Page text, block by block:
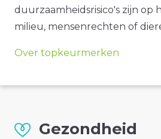
duurzaamheidsrisico's zijn op
milieu, mensenrechten of
Over topkeurmerken
Gezondheid